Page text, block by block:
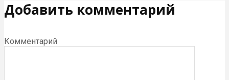
Добавить комментарий
Комментарий